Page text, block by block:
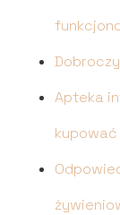
Apteka
kupować